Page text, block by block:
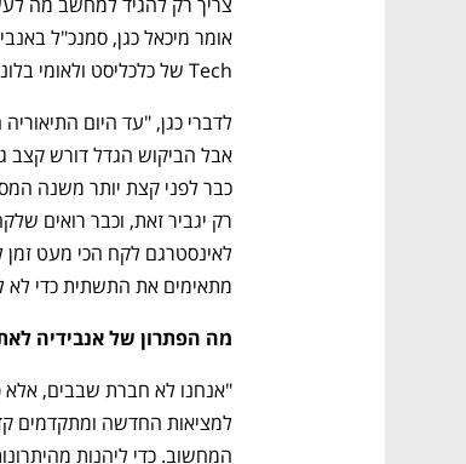
Tech של כלכליסט ולאומי בלונדון.
מתאימים את התשתית כדי לא
מה הפתרון של אנבידיה